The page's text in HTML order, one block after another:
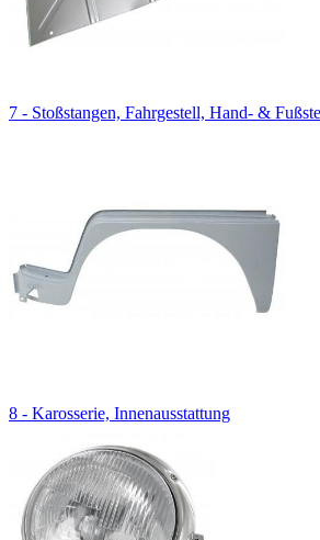
7 - Stoßstangen, Fahrgestell, Hand- &
8 - Karosserie, Innenausstattung